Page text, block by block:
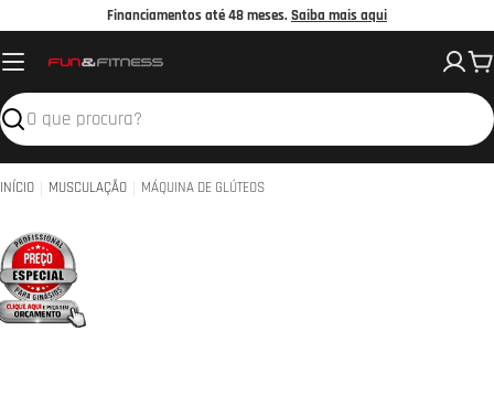
o
conteúdo
Financiamentos até 48 meses.Saiba mais aqui
Pesquisar
INÍCIO MUSCULAÇÃO MÁQUINA DE GLÚTEOS